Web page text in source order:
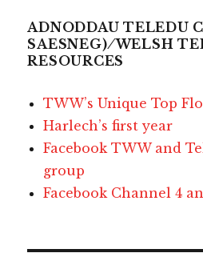
ADNODDAU TELEDU
SAESNEG) ⁄ WELSH
RESOURCES
TWW’s Unique Top
Harlech’s first year
Facebook TWW and
group
Facebook Channel 4